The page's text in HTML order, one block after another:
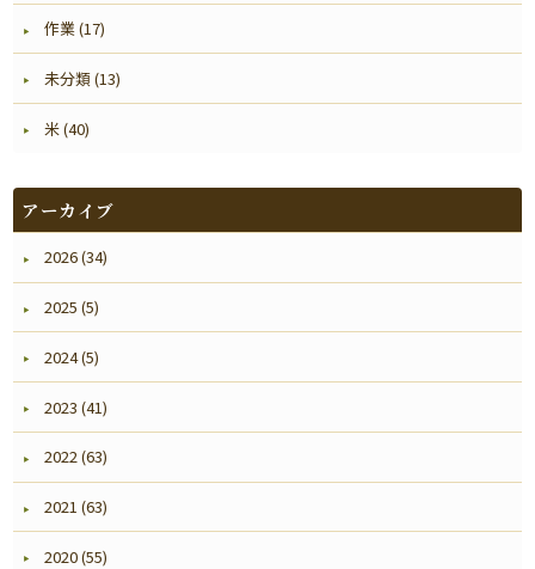
作業 (17)
未分類 (13)
米 (40)
アーカイブ
2026 (34)
2025 (5)
2024 (5)
2023 (41)
2022 (63)
2021 (63)
2020 (55)